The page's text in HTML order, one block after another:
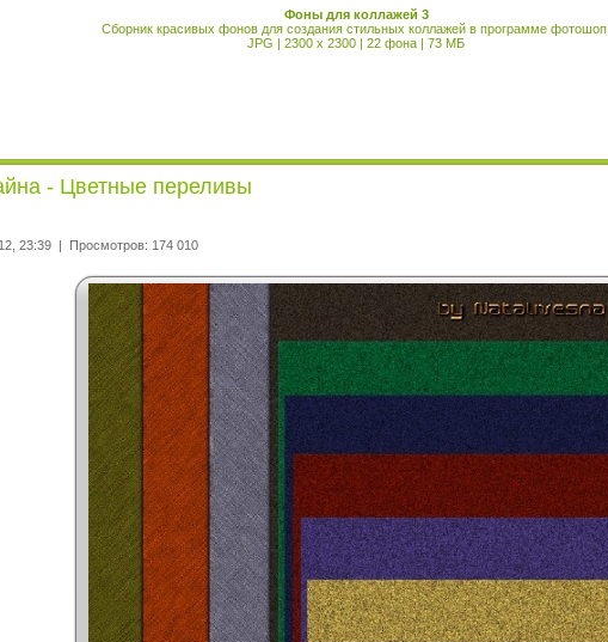
Фоны для коллажей 3
Cборник красивых фонов для создания стильных коллажей в программе фотошоп.
JPG | 2300 x 2300 | 22 фона | 73 МБ
- Цветные переливы
23:39 | Просмотров: 174 010